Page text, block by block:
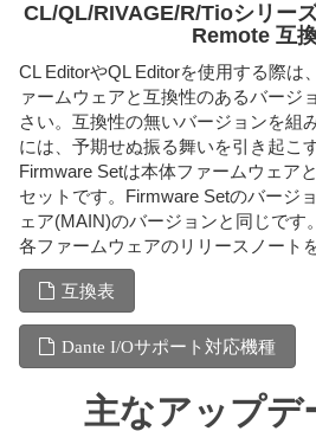
CL/QL/RIVAGE/R/Tioシリー
Remote 互
CL EditorやQL Editorを使用する際は
ァームウェアと互換性のあるバージ
さい。互換性の無いバージョンを組
には、予期せぬ振る舞いを引き起こ
Firmware Setは本体ファームウェア
セットです。Firmware Setのバージ
ェア(MAIN)のバージョンと同じです
各ファームウェアのリリースノート
互換表
Dante I/Oサポート対応機種
主なアップデ